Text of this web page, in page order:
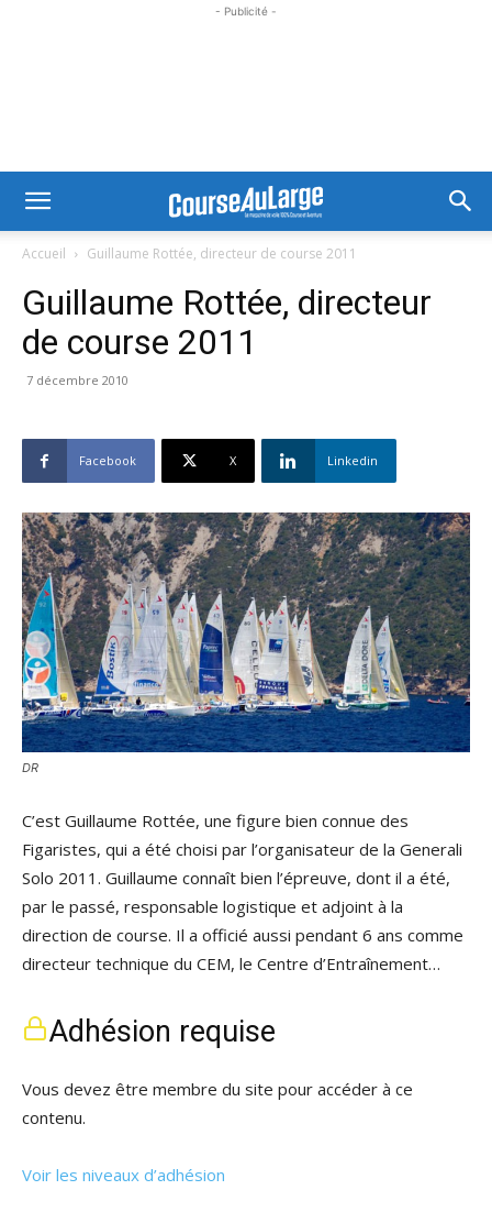
- Publicité -
Accueil Guillaume Rottée, directeur de course 2011
Guillaume Rottée, directeur
de course 2011
7 décembre 2010
Facebook X Linkedin
DR
C’est Guillaume Rottée, une figure bien connue des
Figaristes, qui a été choisi par l’organisateur de la Generali
Solo 2011. Guillaume connaît bien l’épreuve, dont il a été,
par le passé, responsable logistique et adjoint à la
direction de course. Il a officié aussi pendant 6 ans comme
directeur technique du CEM, le Centre d’Entraînement…
Adhésion requise
Vous devez être membre du site pour accéder à ce
contenu.
Voir les niveaux d’adhésion